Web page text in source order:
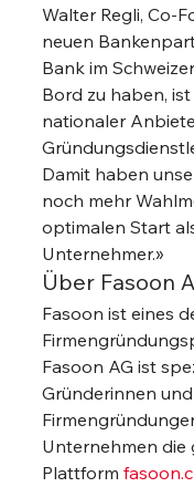
Walter Regli, Co-
neuen
Bank im
Bord zu haben,
nationaler
Damit haben
noch mehr
optimalen Start
Unternehmer.»
Über Fasoon
Fasoon ist eines
Fasoon AG ist
Gründerinnen
Unternehmen die
Plattform fasoon